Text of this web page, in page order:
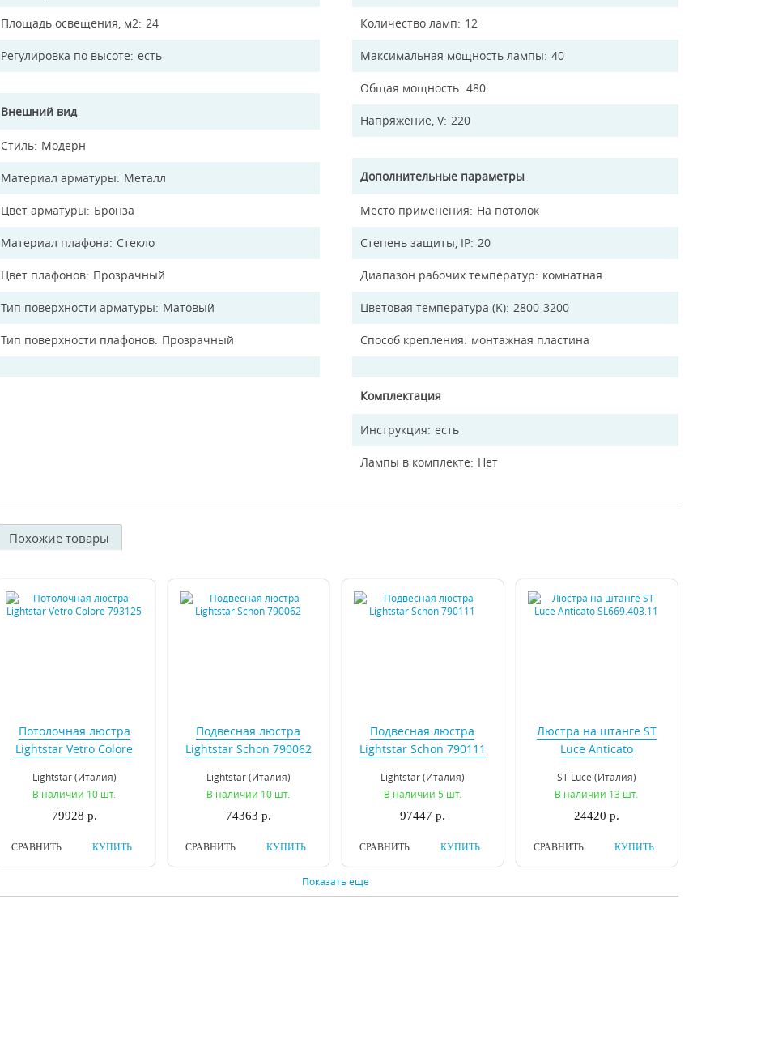
Площадь освещения, м2 24
Регулировка по высоте есть
Внешний вид
Стиль Модерн
Материал арматуры Металл
Цвет арматуры Бронза
Материал плафона Стекло
Цвет плафонов Прозрачный
Тип поверхности арматуры Матовый
Тип поверхности плафонов Прозрачный
Количество ламп 12
Максимальная мощность лампы 40
Общая мощность 480
Напряжение, V 220
Дополнительные параметры
Место применения На потолок
Степень защиты, IP 20
Диапазон рабочих температур комнатная
Цветовая температура (K) 2800-3200
Способ крепления монтажная пластина
Комплектация
Инструкция есть
Лампы в комплекте Нет
Похожие товары
Потолочная люстра
Lightstar Vetro Сolore
Lightstar (Италия)
В наличии 10 шт.
79928 р.
КУПИТЬ
СРАВНИТЬ
Подвесная люстра
Lightstar Schon 790062
Lightstar (Италия)
В наличии 10 шт.
74363 р.
КУПИТЬ
СРАВНИТЬ
Подвесная люстра
Lightstar Schon 790111
Lightstar (Италия)
В наличии 5 шт.
97447 р.
КУПИТЬ
СРАВНИТЬ
Люстра на штанге ST
Luce Anticato
ST Luce (Италия)
В наличии 13 шт.
24420 р.
КУПИТЬ
СРАВНИТЬ
Показать еще